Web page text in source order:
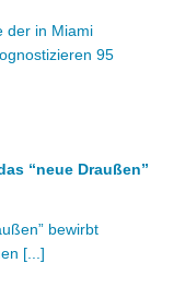
der in Miami
95
“neue Draußen”
bewirbt
[...]